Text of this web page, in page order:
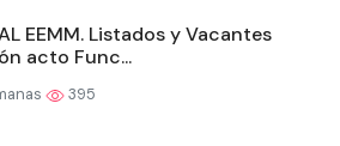
EEMM. Listados y Vacantes
acto Func...
395